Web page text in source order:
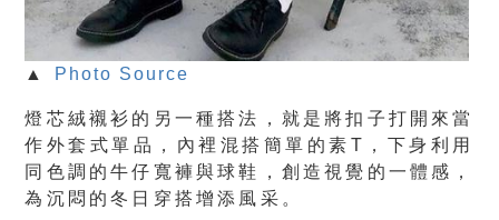
▲ Photo Source
燈芯絨襯衫的另一種搭法，就是將扣子打開來當
作外套式單品，內裡混搭簡單的素T，下身利用
同色調的牛仔寬褲與球鞋，創造視覺的一體感，
為沉悶的冬日穿搭增添風采。